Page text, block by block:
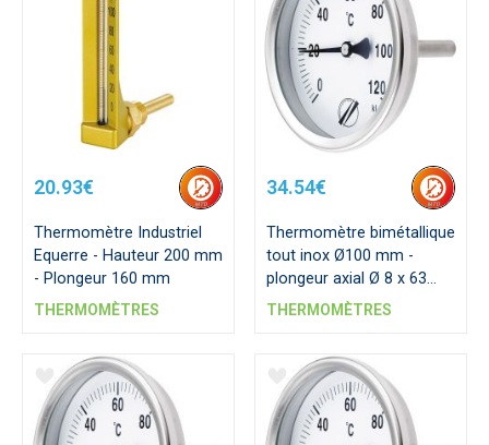
20.93€
Thermomètre Industriel
Equerre - Hauteur 200 mm
- Plongeur 160 mm
THERMOMÈTRES
34.54€
Thermomètre bimétallique
tout inox Ø100 mm -
plongeur axial Ø 8 x 63
mm
THERMOMÈTRES